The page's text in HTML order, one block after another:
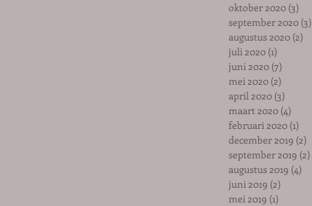
oktober 2020 (3)
september 2020 (3)
augustus 2020 (2)
juli 2020 (1)
juni 2020 (7)
mei 2020 (2)
april 2020 (3)
maart 2020 (4)
februari 2020 (1)
december 2019 (2)
september 2019 (2)
augustus 2019 (4)
juni 2019 (2)
mei 2019 (1)